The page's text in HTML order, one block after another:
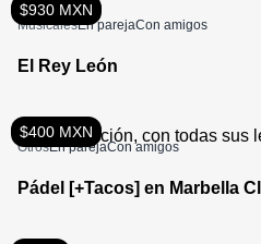
$930 MXN
MusicalesEn parejaCon amigos
El Rey León
$400 MXN
OtrosEn parejaCon amigos
Pádel [+Tacos] en Marbella